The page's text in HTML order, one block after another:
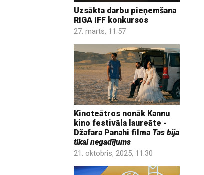
Uzsākta darbu pieņemšana
RIGA IFF konkursos
27. marts, 11:57
Kinoteātros nonāk Kannu
kino festivāla laureāte -
Džafara Panahi filma Tas bija
tikai negadījums
21. oktobris, 2025, 11:30